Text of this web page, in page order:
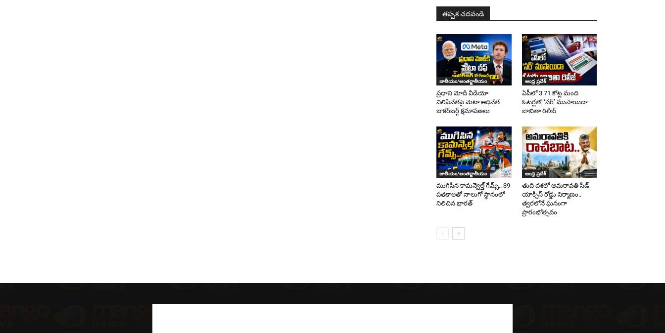
తప్పక చదవండి
జాతీయం/అంతర్జాతీయం
ప్రధాని మోదీ వీడియో
నిలిపివేతపై మెటా అధినేత
జుకర్‌బర్గ్‌ క్షమాపణలు
ఆంధ్ర ప్రదేశ్
ఏపీలో 3.71 కోట్ల మంది
ఓటర్లతో ‘సర్‌’ ముసాయిదా
జాబితా రిలీజ్
జాతీయం/అంతర్జాతీయం
ముగిసిన కామన్వెల్త్ గేమ్స్‌.. 39
పతకాలతో నాలుగో స్థానంలో
నిలిచిన భారత్
ఆంధ్ర ప్రదేశ్
తుది దశలో అమరావతి సీడ్
యాక్సిస్ రోడ్డు నిర్మాణం..
త్వరలోనే ఘనంగా
ప్రారంభోత్సవం